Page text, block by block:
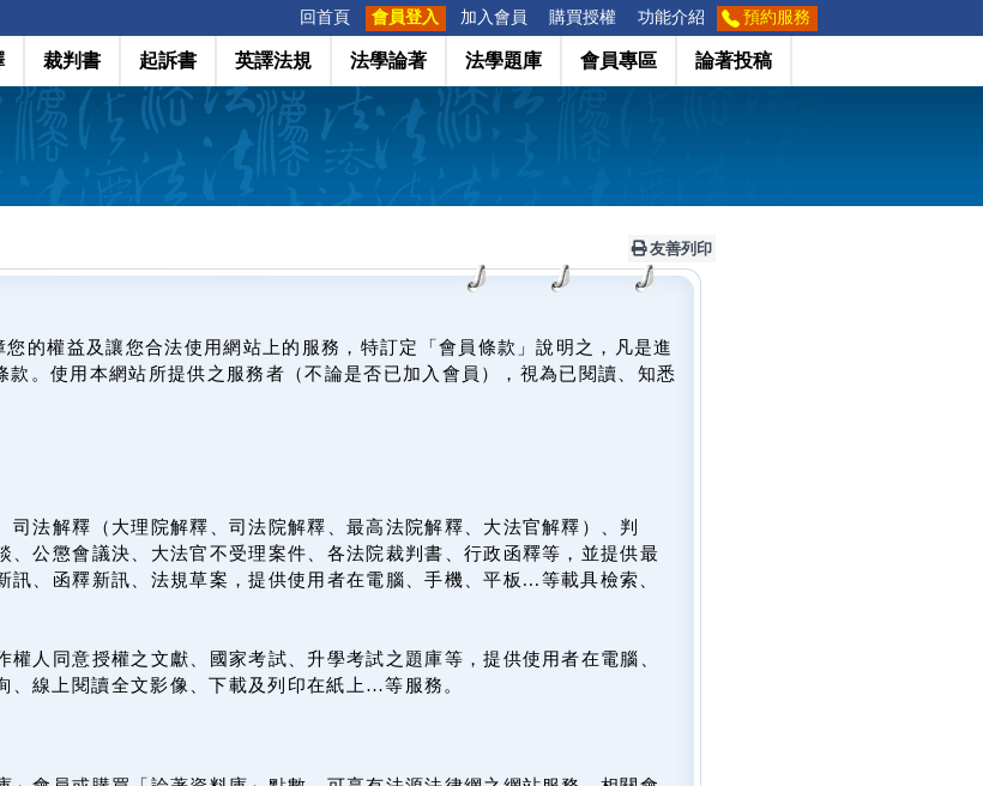
回首頁 會員登入 加入會員 購買授權 功能介紹 預約服務
裁判書 起訴書 英譯法規 法學論著 法學題庫 會員專區 論著投稿
友善列印
的權益及讓您合法使用網站上的服務，特訂定「會員條款」說明之，凡是進
款。使用本網站所提供之服務者（不論是否已加入會員），視為已閱讀、知悉
司法解釋（大理院解釋、司法院解釋、最高法院解釋、大法官解釋）、判
、公懲會議決、大法官不受理案件、各法院裁判書、行政函釋等，並提供最
訊、函釋新訊、法規草案，提供使用者在電腦、手機、平板...等載具檢索、
權人同意授權之文獻、國家考試、升學考試之題庫等，提供使用者在電腦、
、線上閱讀全文影像、下載及列印在紙上…等服務。